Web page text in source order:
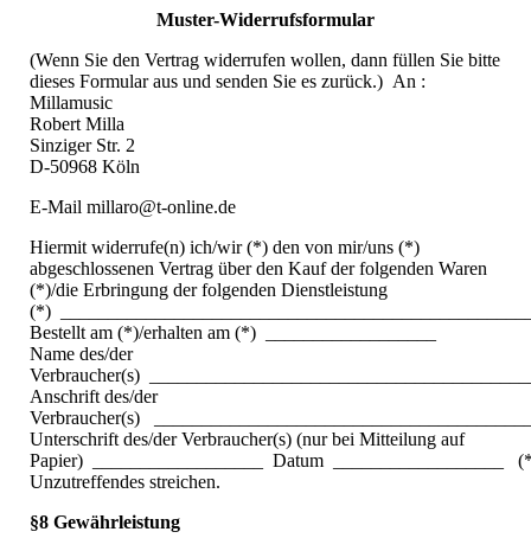
Muster-Widerrufsformular
(Wenn Sie den Vertrag widerrufen wollen, dann füllen Sie bitte
dieses Formular aus und senden Sie es zurück.) An :
Millamusic
Robert Milla
Sinziger Str. 2
D-50968 Köln
E-Mail millaro@t-online.de
Hiermit widerrufe(n) ich/wir (*) den von mir/uns (*)
abgeschlossenen Vertrag über den Kauf der folgenden Waren
(*)/die Erbringung der folgenden Dienstleistung
(*)
Bestellt am (*)/erhalten am (*) __________________
Name des/der
Verbraucher(s)
Anschrift des/der
Verbraucher(s)
Unterschrift des/der Verbraucher(s) (nur bei Mitteilung auf
Papier) __________________ Datum __________________
Unzutreffendes streichen.
§8 Gewährleistung